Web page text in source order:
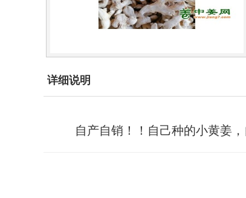
详细说明
自产自销！！自己种的小黄姜